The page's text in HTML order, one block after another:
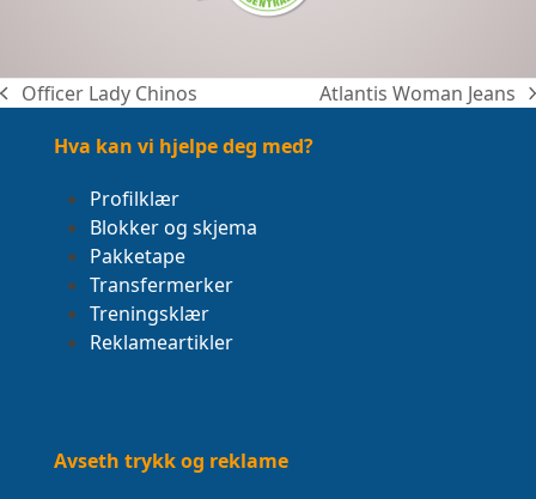
previous
Officer Lady Chinos
next
Atlantis Woman Jeans
Hva kan vi hjelpe deg med?
Profilklær
Blokker og skjema
Pakketape
Transfermerker
Treningsklær
Reklameartikler
Avseth trykk og reklame